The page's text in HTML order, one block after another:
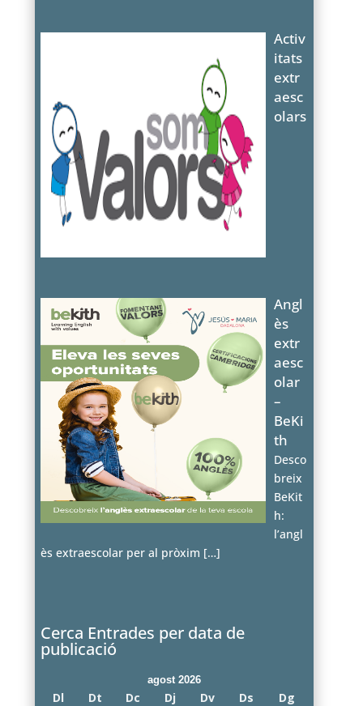
Activ
itats
extr
aesc
olars
Angl
ès
extr
aesc
olar
–
BeKi
th
Desco
breix
BeKit
h:
l’angl
ès extraescolar per al pròxim […]
Cerca Entrades per data de
publicació
agost 2026
Dl Dt Dc Dj Dv Ds Dg